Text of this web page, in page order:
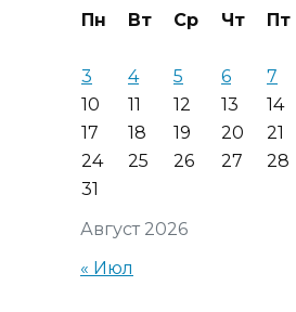
Август 2026
Пн Вт Ср Чт Пт
3
4 5 6 7
10
11 12 13 14
17
18 19 20 21
24
25 26 27 28
31
« Июл